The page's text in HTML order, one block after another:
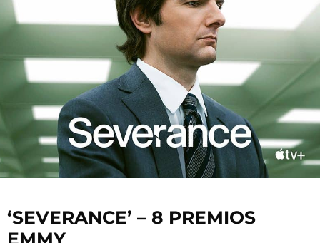
‘SEVERANCE’ – 8 PREMIOS